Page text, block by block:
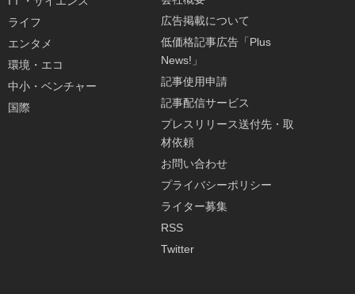
ライフ
エンタメ
環境・エコ
中小・ベンチャー
国際
広告掲載について
低価格記事広告「Plus
News!」
記事使用申請
記事配信サービス
プレスリリース送付先・取
材依頼
お問い合わせ
プライバシーポリシー
ライター募集
RSS
Twitter